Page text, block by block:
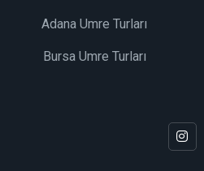
Adana Umre Turları
Bursa Umre Turları